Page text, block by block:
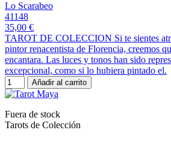
Lo Scarabeo
41148
35,00 €
TAROT DE COLECCION Si te sientes
pintor renacentista de Florencia, creemos
encantara. Las luces y tonos han sido
excepcional, como si lo hubiera pintado el.
Añadir al carrito
Fuera de stock
Tarots de Colección